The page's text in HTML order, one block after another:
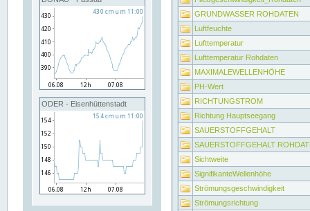
ODER - Eisenhüttenstadt
GRUNDWASSER ROHDATEN
Luftfeuchte
Lufttemperatur
Lufttemperatur Rohdaten
MAXIMALEWELLENHÖHE
PH-Wert
RICHTUNGSTROM
Richtung Hauptseegang
SAUERSTOFFGEHALT
SAUERSTOFFGEHALT
Sichtweite
SignifikanteWellenhöhe
Strömungsgeschwindigkeit
Strömungsrichtung